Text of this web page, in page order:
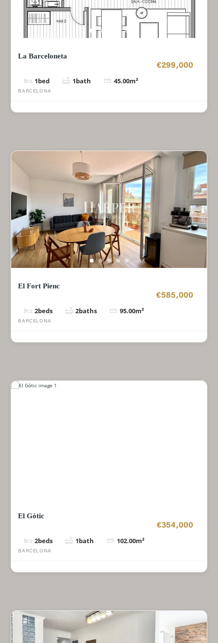
La Barceloneta
€299,000
1bed 1bath 45.00m²
BARCELONA
El Fort Pienc
€585,000
2beds 2baths 95.00m²
BARCELONA
El Gòtic
€354,000
2beds 1bath 102.00m²
BARCELONA